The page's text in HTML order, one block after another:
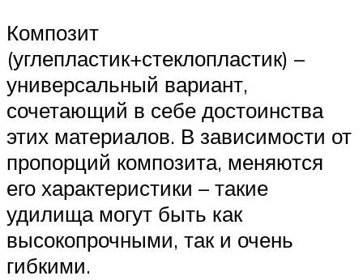
Композит
(углепластик+стеклопластик) –
универсальный вариант,
сочетающий в себе достоинства
этих материалов. В зависимости от
пропорций композита, меняются
его характеристики – такие
удилища могут быть как
высокопрочными, так и очень
гибкими.